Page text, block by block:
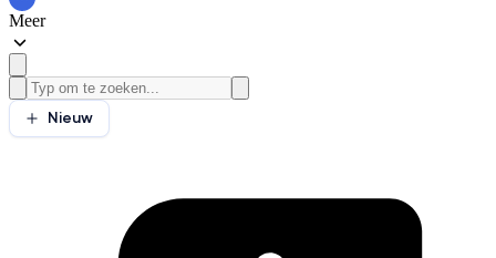
Meer
Nieuw